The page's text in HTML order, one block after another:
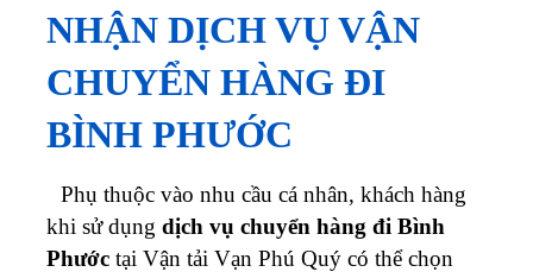
NHẬN DỊCH VỤ VẬN
CHUYỂN HÀNG ĐI
BÌNH PHƯỚC
Phụ thuộc vào nhu cầu cá nhân, khách hàng
khi sử dụng dịch vụ chuyển hàng đi Bình
Phước tại Vận tải Vạn Phú Quý có thể chọn